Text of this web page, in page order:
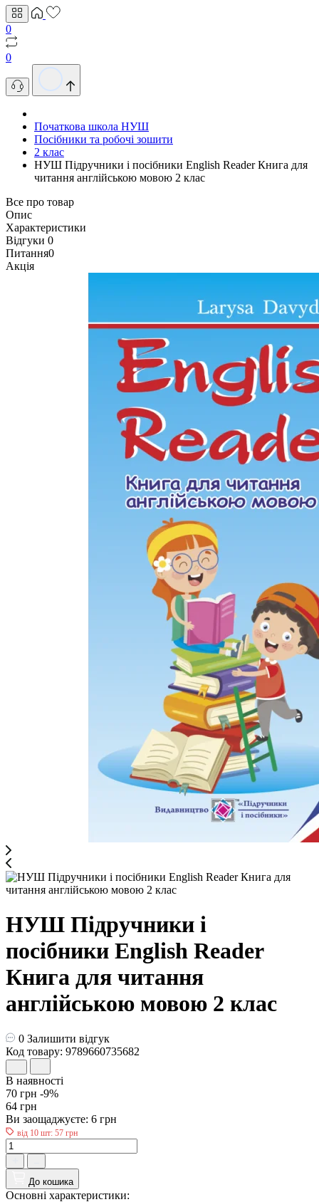
0
0
Початкова школа НУШ
Посібники та робочі зошити
2 клас
НУШ Підручники і посібники English Reader Книга для
читання англійською мовою 2 клас
Все про товар
Опис
Характеристики
Відгуки 0
Питання0
Акція
НУШ Підручники і
посібники English Reader
Книга для читання
англійською мовою 2 клас
0 Залишити відгук
Код товару: 9789660735682
В наявності
70 грн -9%
64 грн
Ви заощаджуєте: 6 грн
від 10 шт: 57 грн
До кошика
Основні характеристики: